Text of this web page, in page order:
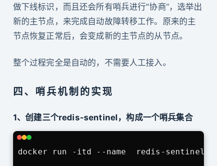
做下线标识，而且还会所有哨兵进行"协商”，选举出
新的主节点，来完成自动故障转移工作。原来的主
节点恢复正常后，会变成新的主节点的从节点。
整个过程完全是自动的，不需要人工接入。
四、哨兵机制的实现
1、创建三个redis-sentinel，构成一个哨兵集合
docker run -itd --name  redis-sentinel-